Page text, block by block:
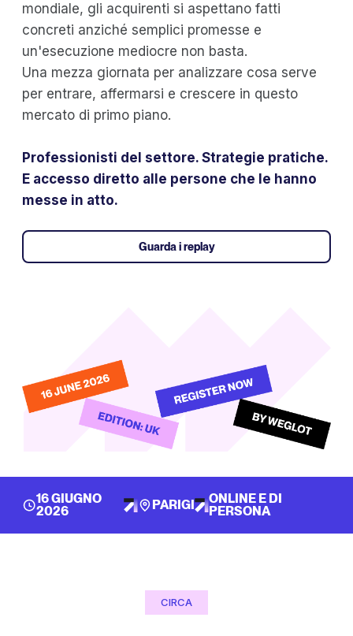
mondiale, gli acquirenti si aspettano fatti
concreti anziché semplici promesse e
un'esecuzione mediocre non basta.
Una mezza giornata per analizzare cosa serve
per entrare, affermarsi e crescere in questo
mercato di primo piano.
Professionisti del settore. Strategie pratiche.
E accesso diretto alle persone che le hanno
messe in atto.
Guarda i replay
16 GIUGNO
2026
PARIGI
ONLINE E DI
PERSONA
CIRCA